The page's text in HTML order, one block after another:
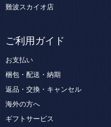
難波スカイオ店
ご利用ガイド
お支払い
梱包・配送・納期
返品・交換・キャンセル
海外の方へ
ギフトサービス